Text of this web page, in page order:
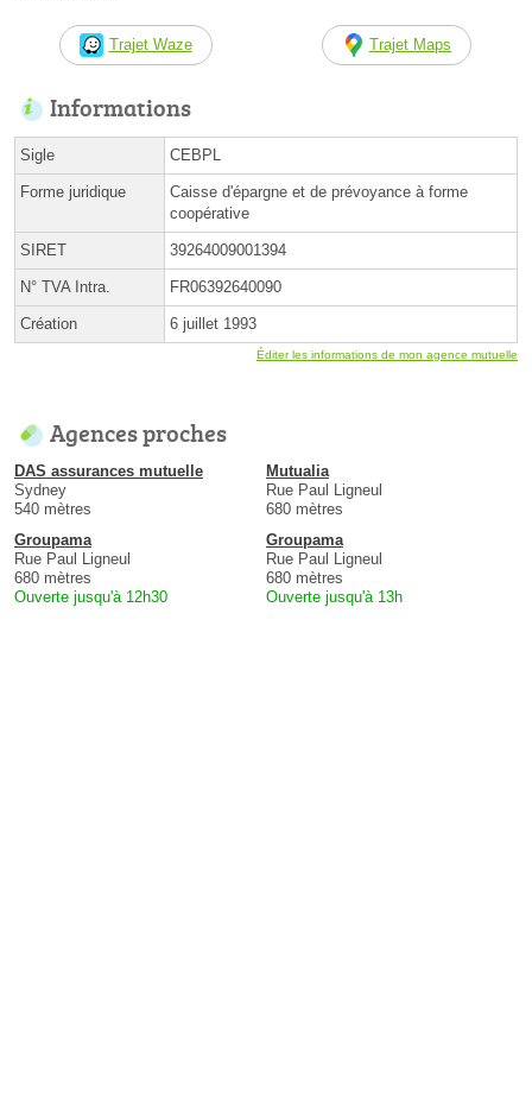
Trajet Waze Trajet Maps
Informations
Sigle CEBPL
Forme juridique
Caisse d'épargne et de prévoyance à forme
coopérative
SIRET 39264009001394
N° TVA Intra. FR06392640090
Création 6 juillet 1993
Éditer les informations de mon agence mutuelle
Agences proches
DAS assurances mutuelle
Sydney
540 mètres
Mutualia
Rue Paul Ligneul
680 mètres
Groupama
Rue Paul Ligneul
680 mètres
Ouverte jusqu'à 12h30
Groupama
Rue Paul Ligneul
680 mètres
Ouverte jusqu'à 13h